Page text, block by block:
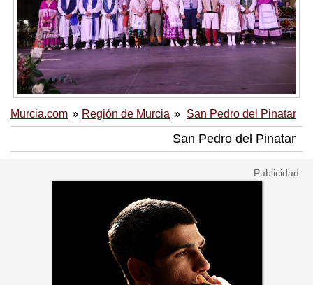
Murcia.com Región de Murcia San Pedro del Pinatar
San Pedro del Pinatar